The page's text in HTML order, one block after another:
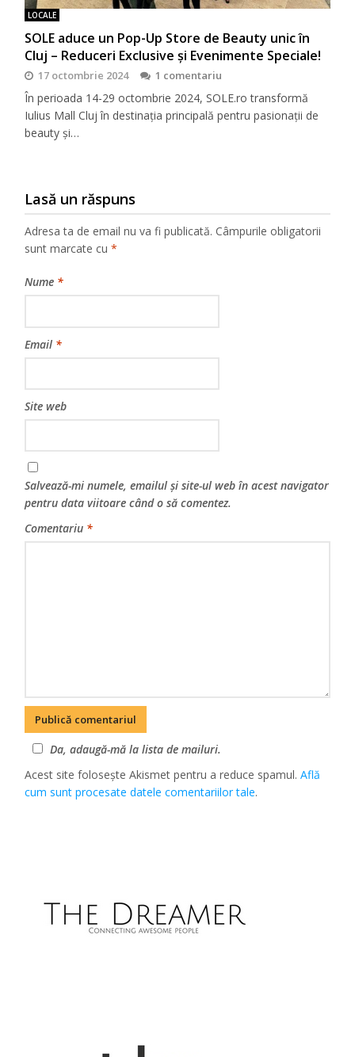
LOCALE
SOLE aduce un Pop-Up Store de Beauty unic în
Cluj – Reduceri Exclusive și Evenimente Speciale!
17 octombrie 2024 1 comentariu
În perioada 14-29 octombrie 2024, SOLE.ro transformă
Iulius Mall Cluj în destinația principală pentru pasionații de
beauty și…
Lasă un răspuns
Adresa ta de email nu va fi publicată. Câmpurile obligatorii
sunt marcate cu*
Nume *
Email *
Site web
Salvează-mi numele, emailul și site-ul web în acest navigator
pentru data viitoare când o să comentez.
Comentariu *
Da, adaugă-mă la lista de mailuri.
Acest site folosește Akismet pentru a reduce spamul.Află
cum sunt procesate datele comentariilor tale.